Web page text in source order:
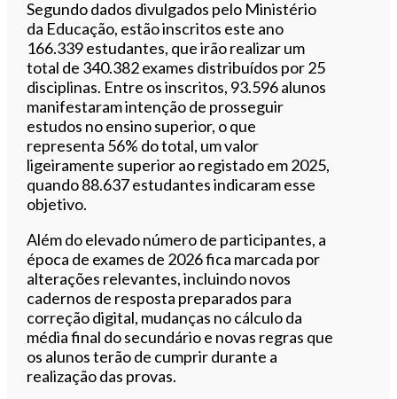
Segundo dados divulgados pelo Ministério
da Educação, estão inscritos este ano
166.339 estudantes, que irão realizar um
total de 340.382 exames distribuídos por 25
disciplinas. Entre os inscritos, 93.596 alunos
manifestaram intenção de prosseguir
estudos no ensino superior, o que
representa 56% do total, um valor
ligeiramente superior ao registado em 2025,
quando 88.637 estudantes indicaram esse
objetivo.
Além do elevado número de participantes, a
época de exames de 2026 fica marcada por
alterações relevantes, incluindo novos
cadernos de resposta preparados para
correção digital, mudanças no cálculo da
média final do secundário e novas regras que
os alunos terão de cumprir durante a
realização das provas.